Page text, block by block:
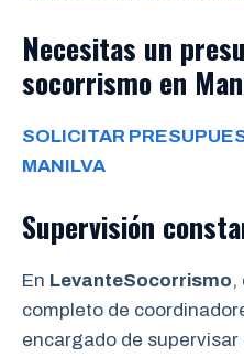
Necesitas un
socorrismo en
SOLICITAR
MANILVA
Supervisión
En LevanteSocorrismo,
completo de
encargado de